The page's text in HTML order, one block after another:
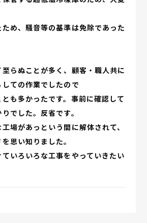
め、騒音等の基準は免除であった
らぬことが多く、顧客・職人共に
ての作業でしたので
も多かったです。事前に確認して
でした。反省です。
場があっという間に解体されて、
思い知りました。
いろいろな工事をやっていきたい